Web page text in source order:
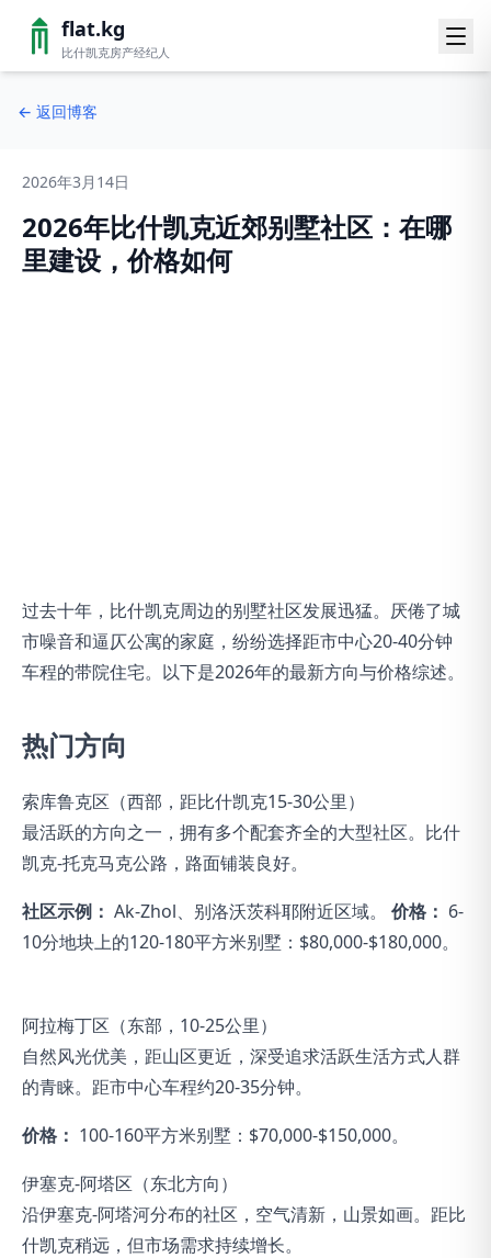
flat.kg
比什凯克房产经纪人
← 返回博客
2026年3月14日
2026年比什凯克近郊别墅社区：在哪
里建设，价格如何
过去十年，比什凯克周边的别墅社区发展迅猛。厌倦了城
市噪音和逼仄公寓的家庭，纷纷选择距市中心20-40分钟
车程的带院住宅。以下是2026年的最新方向与价格综述。
热门方向
索库鲁克区（西部，距比什凯克15-30公里）
最活跃的方向之一，拥有多个配套齐全的大型社区。比什
凯克-托克马克公路，路面铺装良好。
社区示例： Ak-Zhol、别洛沃茨科耶附近区域。 价格： 6-
10分地块上的120-180平方米别墅：$80,000-$180,000。
阿拉梅丁区（东部，10-25公里）
自然风光优美，距山区更近，深受追求活跃生活方式人群
的青睐。距市中心车程约20-35分钟。
价格： 100-160平方米别墅：$70,000-$150,000。
伊塞克-阿塔区（东北方向）
沿伊塞克-阿塔河分布的社区，空气清新，山景如画。距比
什凯克稍远，但市场需求持续增长。